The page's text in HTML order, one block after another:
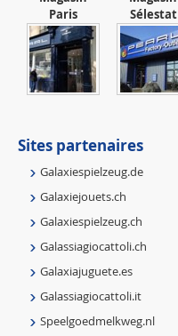
Paris
Sélestat
Sites partenaires
Galaxiespielzeug.de
Galaxiejouets.ch
Galaxiespielzeug.ch
Galassiagiocattoli.ch
Galaxiajuguete.es
Galassiagiocattoli.it
Speelgoedmelkweg.nl